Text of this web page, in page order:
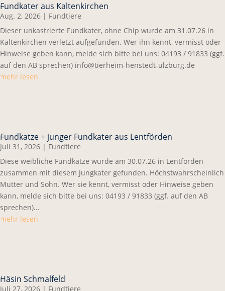
Fundkater aus Kaltenkirchen
Aug. 2, 2026 | Fundtiere
Dieser unkastrierte Fundkater, ohne Chip wurde am 31.07.26 in
Kaltenkirchen verletzt aufgefunden. Wer ihn kennt, vermisst oder
Hinweise geben kann, melde sich bitte bei uns: 04193 / 91833 (ggf.
auf den AB sprechen) info@tierheim-henstedt-ulzburg.de
mehr lesen
Fundkatze + junger Fundkater aus Lentförden
Juli 31, 2026 | Fundtiere
Diese weibliche Fundkatze wurde am 30.07.26 in Lentförden
zusammen mit diesem Jungkater gefunden. Höchstwahrscheinlich
Mutter und Sohn. Wer sie kennt, vermisst oder Hinweise geben
kann, melde sich bitte bei uns: 04193 / 91833 (ggf. auf den AB
sprechen)...
mehr lesen
Häsin Schmalfeld
Juli 27, 2026 | Fundtiere